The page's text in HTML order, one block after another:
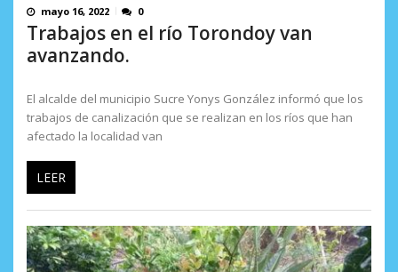
mayo 16, 2022 0
Trabajos en el río Torondoy van
avanzando.
El alcalde del municipio Sucre Yonys González informó que los
trabajos de canalización que se realizan en los ríos que han
afectado la localidad van
LEER